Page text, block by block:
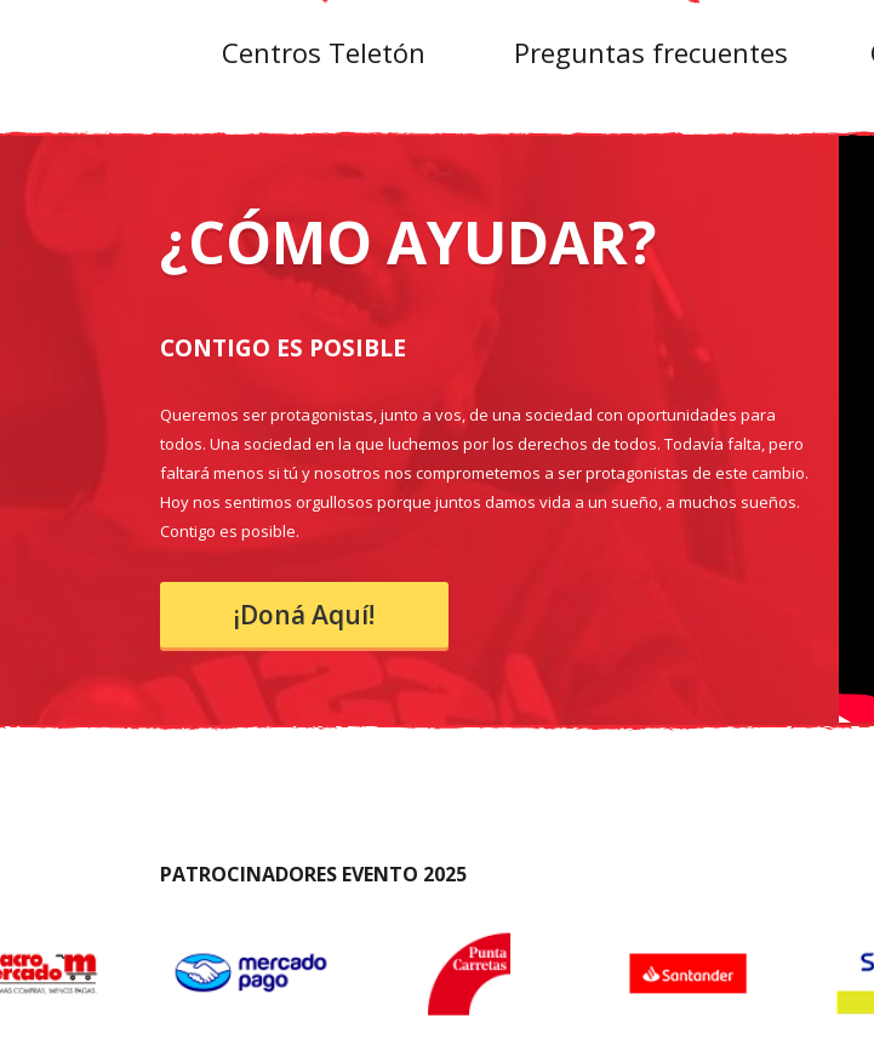
Centros Teletón Preguntas frecuentes
¿CÓMO AYUDAR?
CONTIGO ES POSIBLE
Queremos ser protagonistas, junto a vos, de una sociedad con oportunidades para
todos. Una sociedad en la que luchemos por los derechos de todos. Todavía falta, pero
faltará menos si tú y nosotros nos comprometemos a ser protagonistas de este cambio.
Hoy nos sentimos orgullosos porque juntos damos vida a un sueño, a muchos sueños.
Contigo es posible.
¡Doná Aquí!
PATROCINADORES EVENTO 2025